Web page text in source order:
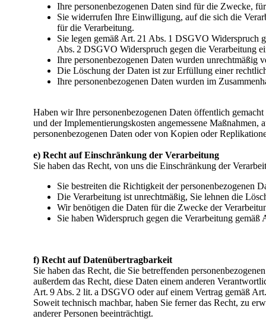
Ihre personenbezogenen Daten sind für die Zwecke,
Sie widerrufen Ihre Einwilligung, auf die sich die
für die Verarbeitung.
Sie legen gemäß Art. 21 Abs. 1 DSGVO Widerspruch
Abs. 2 DSGVO Widerspruch gegen die Verarbeitung
Ihre personenbezogenen Daten wurden unrechtmäßig
Die Löschung der Daten ist zur Erfüllung einer
Ihre personenbezogenen Daten wurden im
Haben wir Ihre personenbezogenen Daten öffentlich
und der Implementierungskosten angemessene
personenbezogenen Daten oder von Kopien oder
e) Recht auf Einschränkung der Verarbeitung
Sie haben das Recht, von uns die Einschränkung der
Sie bestreiten die Richtigkeit der personenbezogenen
Die Verarbeitung ist unrechtmäßig, Sie lehnen die
Wir benötigen die Daten für die Zwecke der
Sie haben Widerspruch gegen die Verarbeitung
f) Recht auf Datenübertragbarkeit
Sie haben das Recht, die Sie betreffenden
außerdem das Recht, diese Daten einem anderen
Art. 9 Abs. 2 lit. a DSGVO oder auf einem Vertrag gemäß
Soweit technisch machbar, haben Sie ferner das Recht, zu
anderer Personen beeinträchtigt.